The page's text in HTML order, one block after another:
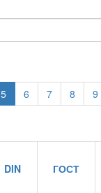
5 6 7 8 9
DIN ГОСТ